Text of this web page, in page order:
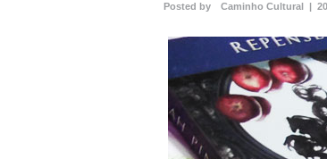
Posted by Caminho Cultural |